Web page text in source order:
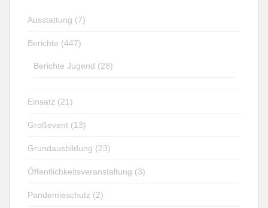
Ausstattung (7)
Berichte (447)
Berichte Jugend (28)
Einsatz (21)
Großevent (13)
Grundausbildung (23)
Öffentlichkeitsveranstaltung (3)
Pandemieschutz (2)